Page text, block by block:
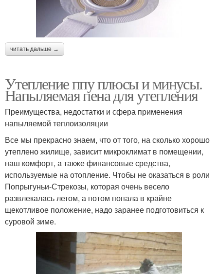
читать дальше →
Утепление ппу плюсы и минусы.
Напыляемая пена для утепления
Преимущества, недостатки и сфера применения
напыляемой теплоизоляции
Все мы прекрасно знаем, что от того, на сколько хорошо
утеплено жилище, зависит микроклимат в помещении,
наш комфорт, а также финансовые средства,
используемые на отопление. Чтобы не оказаться в роли
Попрыгуньи-Стрекозы, которая очень весело
развлекалась летом, а потом попала в крайне
щекотливое положение, надо заранее подготовиться к
суровой зиме.